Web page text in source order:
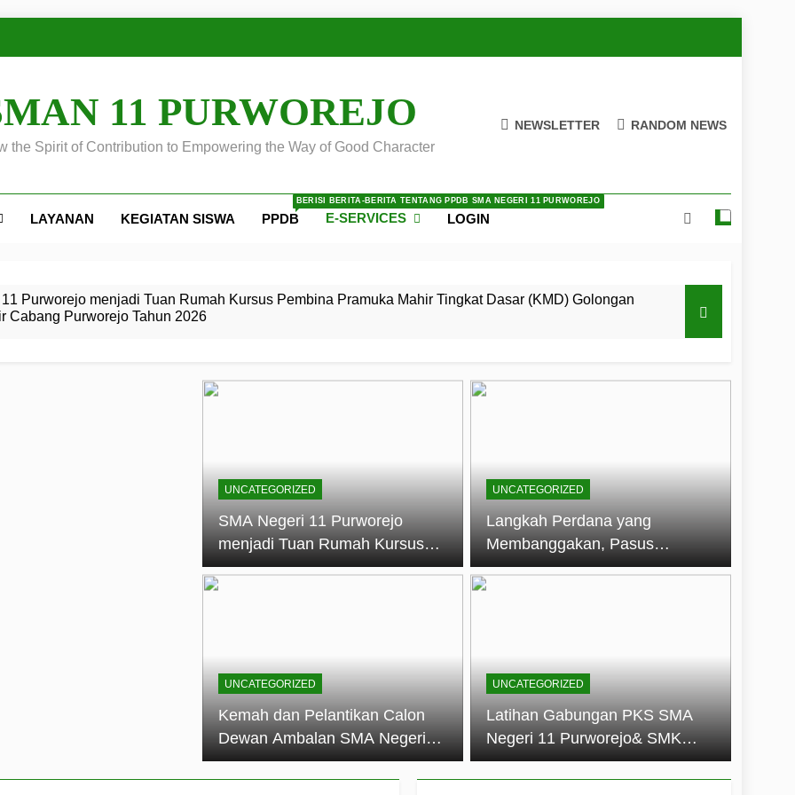
11 PURWOREJO
the Spirit of Contribution to Empowering the Way of Good Character
NEWSLETTER RANDOM NEWS
LAYANAN KEGIATAN SISWA PPDB
BERISI BERITA-BERITA TENTANG PPDB SMA NEGERI 11 PURWOREJO
E-SERVICES LOGIN
Purworejo menjadi Tuan Rumah Kursus Pembina Pramuka Mahir Tingkat Dasar (KMD) Golongan
Cabang Purworejo Tahun 2026
Calon Dewan Ambalan SMA Negeri 11 Purworejo: Membentuk Jiwa Kepemimpinan, Disiplin,
11 Purworejo Sukses Gelar LPBB Jatayudha Open 2 Tahun 2026
Tingkat
Gugus Depan
di LKBB
oleh Pasukan Khusus
11
Negeri 11 Purworejo
menjadi lokasi pelaksanaan
UNCATEGORIZED
SMA Negeri 11 Purworejo
menjadi Tuan Rumah Kursus
Pembina Pramuka Mahir
UNCATEGORIZED
Langkah Perdana yang
Membanggakan, Pasus
Jatayudha Ukir Prestasi di
UNCATEGORIZED
Kemah dan Pelantikan Calon
Dewan Ambalan SMA Negeri
11 Purworejo: Membentuk Jiwa
Kepemimpinan, Disiplin, dan
UNCATEGORIZED
Latihan Gabungan PKS SMA
Negeri 11 Purworejo& SMK
Negeri 6 Purworejo:
Membangun Disiplin,